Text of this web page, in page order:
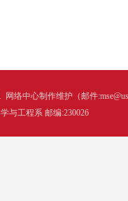
网络中心制作维护（邮件
与工程系 邮编:230026